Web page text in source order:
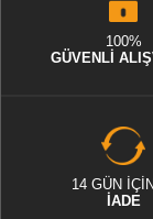
100%
GÜVENLİ
14 GÜN
İADE